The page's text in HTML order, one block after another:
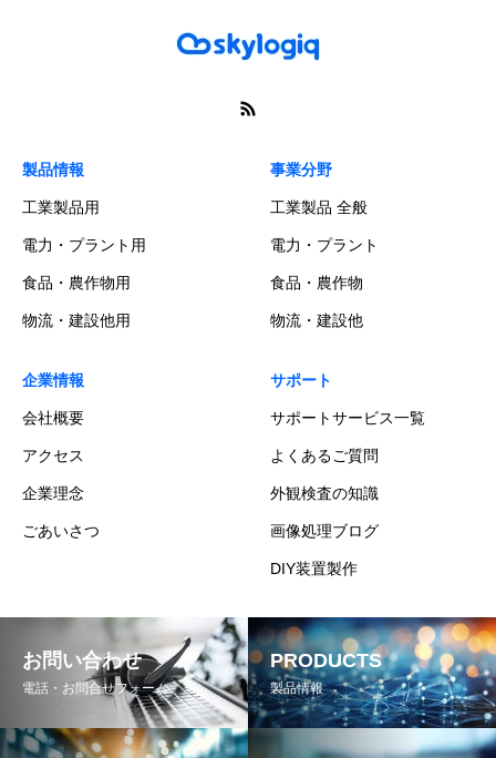
製品情報
工業製品用
電力・プラント用
食品・農作物用
物流・建設他用
事業分野
工業製品 全般
電力・プラント
食品・農作物
物流・建設他
企業情報
会社概要
アクセス
企業理念
ごあいさつ
サポート
サポートサービス一覧
よくあるご質問
外観検査の知識
画像処理ブログ
DIY装置製作
お問い合わせ
電話・お問合せフォーム
PRODUCTS
製品情報